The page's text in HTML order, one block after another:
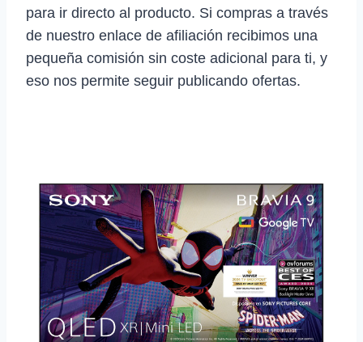
para ir directo al producto. Si compras a través
de nuestro enlace de afiliación recibimos una
pequeña comisión sin coste adicional para ti, y
eso nos permite seguir publicando ofertas.